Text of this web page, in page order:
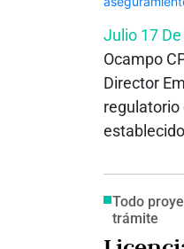
Julio 17
Ocampo
Director
regulatorio
Todo
trámite